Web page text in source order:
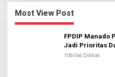
Most View Post
FPDIP Manado
Jadi Prioritas
106166 Dilihat